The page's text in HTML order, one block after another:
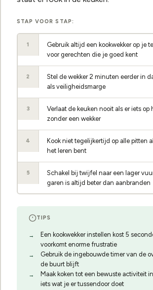
STAP VOOR STAP:
1
Gebruik altijd een kookwekker op je
voor gerechten die je goed kent
2
Stel de wekker 2 minuten eerder in
als veiligheidsmarge
3
Verlaat de keuken nooit als er iets op
zonder een wekker
4
Kook niet tegelijkertijd op alle pitten
het leren bent
5
Schakel bij twijfel naar een lager
garen is altijd beter dan aanbranden
TIPS
Een kookwekker instellen kost 5
voorkomt enorme frustratie
Gebruik de ingebouwde timer van de
de buurt blijft
Maak koken tot een bewuste activiteit
iets wat je er tussendoor doet